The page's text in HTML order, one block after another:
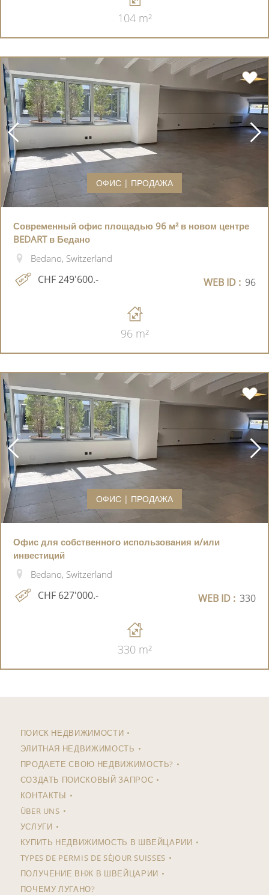
104 m²
ОФИС | ПРОДАЖА
Современный офис площадью 96 м² в новом центре
BEDART в Бедано
Bedano, Switzerland
CHF 249'600.- WEB ID : 96
96 m²
ОФИС | ПРОДАЖА
Офис для собственного использования и/или
инвестиций
Bedano, Switzerland
CHF 627'000.- WEB ID : 330
330 m²
ПОИСК НЕДВИЖИМОСТИ
ЭЛИТНАЯ НЕДВИЖИМОСТЬ
ПРОДАЕТЕ СВОЮ НЕДВИЖИМОСТЬ?
СОЗДАТЬ ПОИСКОВЫЙ ЗАПРОС
КОНТАКТЫ
ÜBER UNS
УСЛУГИ
КУПИТЬ НЕДВИЖИМОСТЬ В ШВЕЙЦАРИИ
TYPES DE PERMIS DE SÉJOUR SUISSES
ПОЛУЧЕНИЕ ВНЖ В ШВЕЙЦАРИИ
ПОЧЕМУ ЛУГАНО?